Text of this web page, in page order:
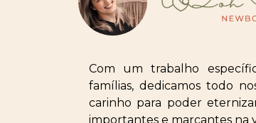
Com um trabalho
famílias, dedicamos todo
carinho para poder
importantes e marcantes na